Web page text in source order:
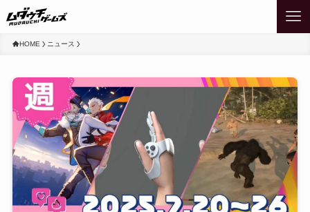
HOME ニュース